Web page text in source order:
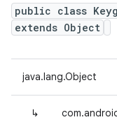
public class
extends Object
java.lang.Object
↳